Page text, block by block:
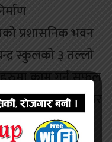
प्रशासनिक भवन
स्कुलको ३ तल्लो
काम गर्न सफल
इन्जिनियर